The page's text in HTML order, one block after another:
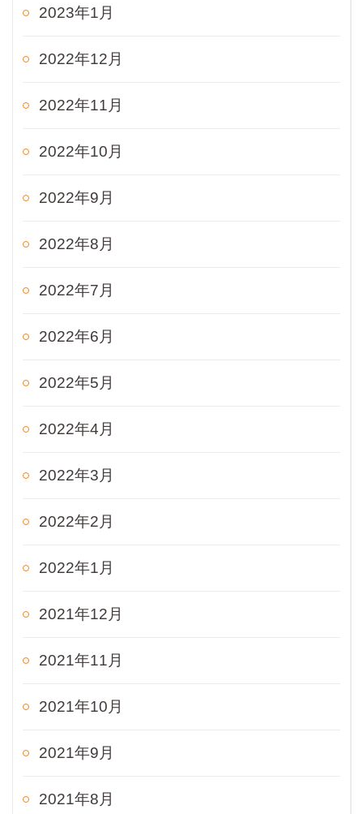
2023年1月
2022年12月
2022年11月
2022年10月
2022年9月
2022年8月
2022年7月
2022年6月
2022年5月
2022年4月
2022年3月
2022年2月
2022年1月
2021年12月
2021年11月
2021年10月
2021年9月
2021年8月